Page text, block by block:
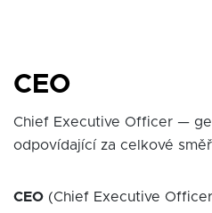
CEO
Chief Executive Officer —
odpovídající za celkové
CEO (Chief Executive